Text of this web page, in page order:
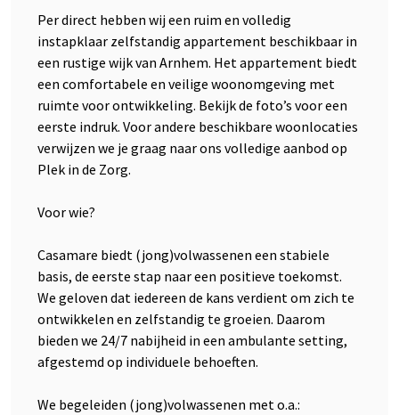
Per direct hebben wij een ruim en volledig
instapklaar zelfstandig appartement beschikbaar in
een rustige wijk van Arnhem. Het appartement biedt
een comfortabele en veilige woonomgeving met
ruimte voor ontwikkeling. Bekijk de foto’s voor een
eerste indruk. Voor andere beschikbare woonlocaties
verwijzen we je graag naar ons volledige aanbod op
Plek in de Zorg.
Voor wie?
Casamare biedt (jong)volwassenen een stabiele
basis, de eerste stap naar een positieve toekomst.
We geloven dat iedereen de kans verdient om zich te
ontwikkelen en zelfstandig te groeien. Daarom
bieden we 24/7 nabijheid in een ambulante setting,
afgestemd op individuele behoeften.
We begeleiden (jong)volwassenen met o.a.: